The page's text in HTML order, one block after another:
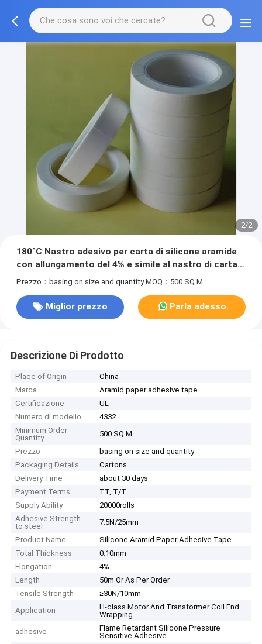
2/2
180°C Nastro adesivo per carta di silicone aramide
con allungamento del 4% e simile al nastro di carta
Nomex
Prezzo：basing on size and quantity MOQ：500 SQ.M
Miglior prezzo Parla adesso.
Descrizione Di Prodotto
Place of Origin
China
Marca
Aramid paper adhesive tape
Certificazione
UL
Numero di modello
4332
Minimum Order
Quantity
500 SQ.M
Prezzo
basing on size and quantity
Packaging Details
Cartons
Delivery Time
about 30 days
Payment Terms
TT, T/T
Supply Ability
20000rolls
Adhesive Strength
to steel
7.5N/25mm
Product Name
Silicone Aramid Paper Adhesive Tape
Total Thickness
0.10mm
Elongation
4%
Length
50m Or As Per Order
Tensile Strength
≥30N/10mm
Application
H-class Motor And Transformer Coil End
Wrapping
adhesive
Flame Retardant Silicone Pressure
Sensitive Adhesive